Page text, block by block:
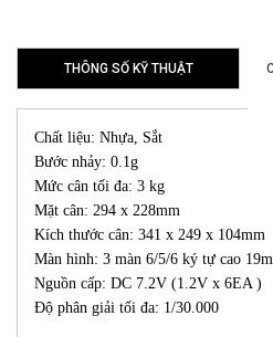
THÔNG SỐ KỸ THUẬT
Chất liệu: Nhựa, Sắt
Bước nhảy: 0.1g
Mức cân tối đa: 3 kg
Mặt cân: 294 x 228mm
Kích thước cân: 341 x 249 x 104mm
Màn hình: 3 màn 6/5/6 ký tự cao
Nguồn cấp: DC 7.2V (1.2V x 6EA )
Độ phân giải tối đa: 1/30.000